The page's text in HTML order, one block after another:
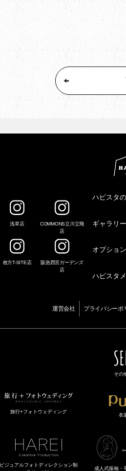
ハピスタ
ギャラリー
オプショ
ハピスタ
浅草店
COMMONS立川立飛
店
枚方T-SITE店
阪急西宮ガーデンズ
店
運営会社 プライバシーポ
その
旅行+フォトウェディング
衣
ビジュアルフォトディレクション制
成人式振袖・